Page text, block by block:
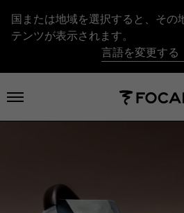
国または地域を選択すると、その
テンツが表示されます。
言語を変更する
メニューを開く